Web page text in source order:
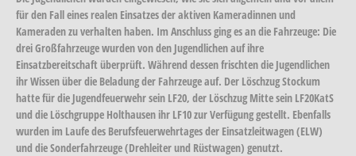
für den Fall eines realen Einsatzes der aktiven Kameradinnen und
Kameraden zu verhalten haben. Im Anschluss ging es an die Fahrzeuge: Die
drei Großfahrzeuge wurden von den Jugendlichen auf ihre
Einsatzbereitschaft überprüft. Während dessen frischten die Jugendlichen
ihr Wissen über die Beladung der Fahrzeuge auf. Der Löschzug Stockum
hatte für die Jugendfeuerwehr sein LF20, der Löschzug Mitte sein LF20KatS
und die Löschgruppe Holthausen ihr LF10 zur Verfügung gestellt. Ebenfalls
wurden im Laufe des Berufsfeuerwehrtages der Einsatzleitwagen (ELW)
und die Sonderfahrzeuge (Drehleiter und Rüstwagen) genutzt.